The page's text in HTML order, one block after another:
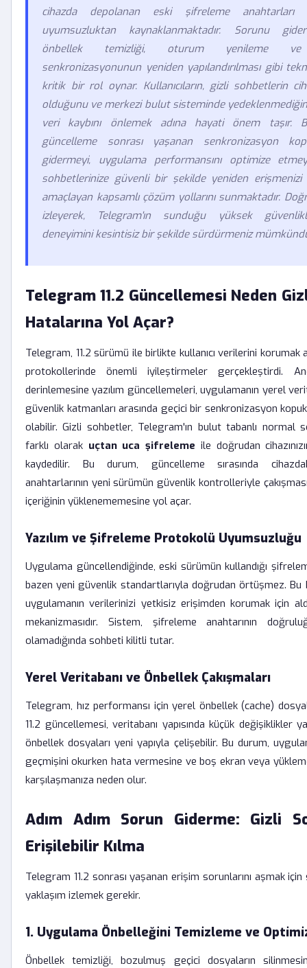
cihazda depolanan eski şifreleme anahtarları
uyumsuzluktan kaynaklanmaktadır. Sorunu
önbellek temizliği, oturum yenileme
senkronizasyonunun yeniden yapılandırılması gibi
kritik bir rol oynar. Kullanıcıların, gizli sohbetlerin
olduğunu ve merkezi bulut sisteminde
veri kaybını önlemek adına hayati önem taşır.
güncelleme sonrası yaşanan senkronizasyon
gidermeyi, uygulama performansını optimize
sohbetlerinize güvenli bir şekilde yeniden erişmenizi
amaçlayan kapsamlı çözüm yollarını sunmaktadır.
izleyerek, Telegram'ın sunduğu yüksek
deneyimini kesintisiz bir şekilde sürdürmeniz
Telegram 11.2 Güncellemesi Neden
Hatalarına Yol Açar?
Telegram, 11.2 sürümü ile birlikte kullanıcı verilerini korumak
protokollerinde önemli iyileştirmeler gerçekleştirdi.
derinlemesine yazılım güncellemeleri, uygulamanın yerel
güvenlik katmanları arasında geçici bir senkronizasyon
olabilir. Gizli sohbetler, Telegram'ın bulut tabanlı normal
farklı olarak uçtan uca şifreleme ile doğrudan
kaydedilir. Bu durum, güncelleme sırasında
anahtarlarının yeni sürümün güvenlik kontrolleriyle
içeriğinin yüklenememesine yol açar.
Yazılım ve Şifreleme Protokolü Uyumsuzluğu
Uygulama güncellendiğinde, eski sürümün kullandığı
bazen yeni güvenlik standartlarıyla doğrudan örtüşmez. Bu
uygulamanın verilerinizi yetkisiz erişimden korumak için
mekanizmasıdır. Sistem, şifreleme anahtarının
olamadığında sohbeti kilitli tutar.
Yerel Veritabanı ve Önbellek Çakışmaları
Telegram, hız performansı için yerel önbellek (cache)
11.2 güncellemesi, veritabanı yapısında küçük değişiklikler
önbellek dosyaları yeni yapıyla çelişebilir. Bu durum,
geçmişini okurken hata vermesine ve boş ekran veya
karşılaşmanıza neden olur.
Adım Adım Sorun Giderme: Gizli
Erişilebilir Kılma
Telegram 11.2 sonrası yaşanan erişim sorunlarını aşmak
yaklaşım izlemek gerekir.
1. Uygulama Önbelleğini Temizleme ve
Önbellek temizliği, bozulmuş geçici dosyaların